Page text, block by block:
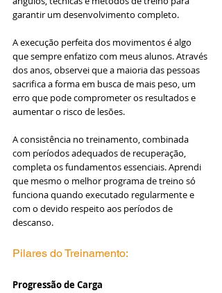
garantir um desenvolvimento completo.
A execução perfeita dos movimentos é algo
que sempre enfatizo com meus alunos. Através
dos anos, observei que a maioria das pessoas
sacrifica a forma em busca de mais peso, um
erro que pode comprometer os resultados e
aumentar o risco de lesões.
A consistência no treinamento, combinada
com períodos adequados de recuperação,
completa os fundamentos essenciais. Aprendi
que mesmo o melhor programa de treino só
funciona quando executado regularmente e
com o devido respeito aos períodos de
descanso.
Pilares do Treinamento:
Progressão de Carga